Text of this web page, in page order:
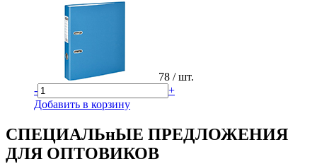
78 / шт.
-
+
Добавить в корзину
СПЕЦИАЛЬнЫЕ ПРЕДЛОЖЕНИЯ
ДЛЯ ОПТОВИКОВ